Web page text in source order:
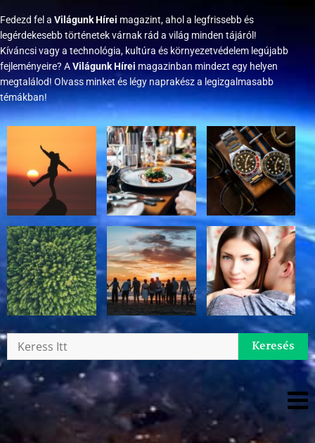
Fedezd fel a Világunk Hírei magazint, ahol a legfrissebb és
legérdekesebb történetek várnak rád a világ minden tájáról!
Kíváncsi vagy a technológia, kultúra és környezetvédelem legújabb
fejleményeire? AVilágunk Hírei magazinban mindezt egy helyen
megtalálod! Olvass minket és légy naprakész a legizgalmasabb
témákban!
Keresés